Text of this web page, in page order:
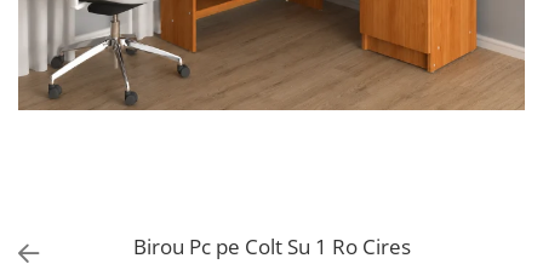
Birou Pc pe Colt Su 1 Ro Cires